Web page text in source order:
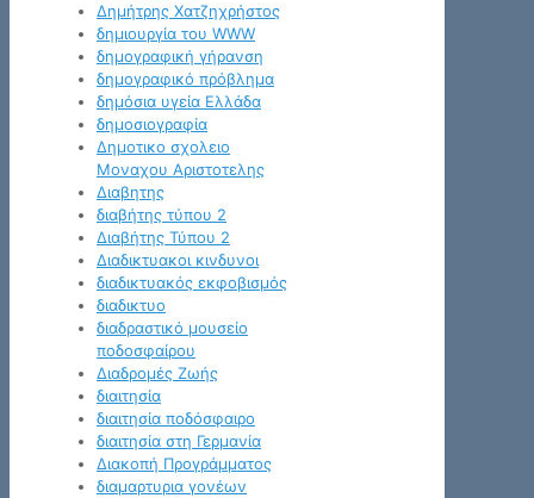
Δημήτρης Χατζηχρήστος
δημιουργία του WWW
δημογραφική γήρανση
δημογραφικό πρόβλημα
δημόσια υγεία Ελλάδα
δημοσιογραφία
Δημοτικο σχολειο
Μοναχου Αριστοτελης
Διαβητης
διαβήτης τύπου 2
Διαβήτης Τύπου 2
Διαδικτυακοι κινδυνοι
διαδικτυακός εκφοβισμός
διαδικτυο
διαδραστικό μουσείο
ποδοσφαίρου
Διαδρομές Ζωής
διαιτησία
διαιτησία ποδόσφαιρο
διαιτησία στη Γερμανία
Διακοπή Προγράμματος
διαμαρτυρια γονέων